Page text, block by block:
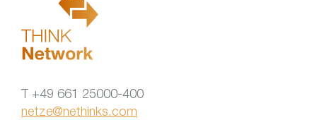
T +49 661 25000-400
netze@nethinks.com